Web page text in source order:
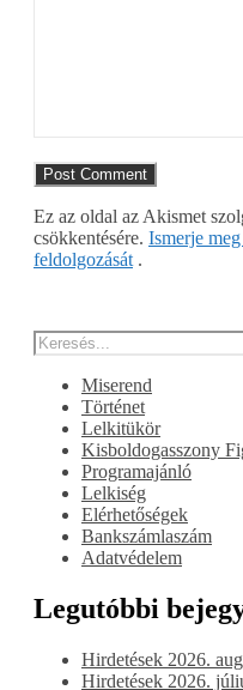
Ez az oldal az Akismet
csökkentésére. Ismerje
feldolgozását .
Miserend
Történet
Lelkitükör
Kisboldogasszony
Programajánló
Lelkiség
Elérhetőségek
Bankszámlaszám
Adatvédelem
Legutóbbi
Hirdetések 2026.
Hirdetések 2026.